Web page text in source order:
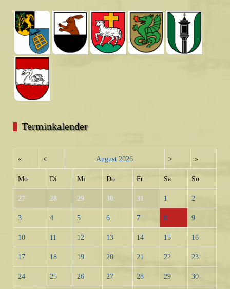
Terminkalender
« < August 2026 > »
Mo Di Mi Do Fr Sa So
27 28 29 30 31 1 2
3 4 5 6 7 8 9
10 11 12 13 14 15 16
17 18 19 20 21 22 23
24 25 26 27 28 29 30